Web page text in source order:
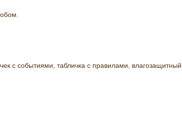
с событиями, табличка с правилами,